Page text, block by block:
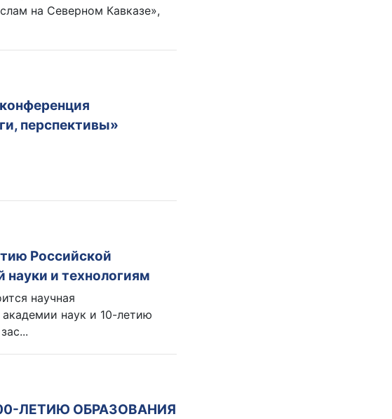
на Северном Кавказе»,
перспективы»
Российской
и технологиям
научная
наук и 10-летию
ЛЕТИЮ ОБРАЗОВАНИЯ